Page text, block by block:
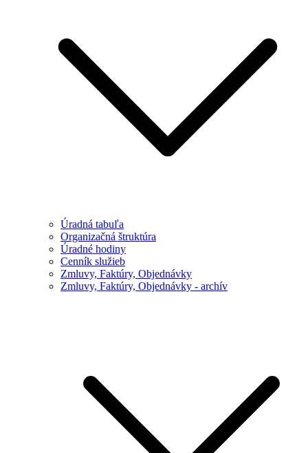
Úradná tabuľa
Organizačná štruktúra
Úradné hodiny
Cenník služieb
Zmluvy, Faktúry, Objednávky
Zmluvy, Faktúry, Objednávky - archív